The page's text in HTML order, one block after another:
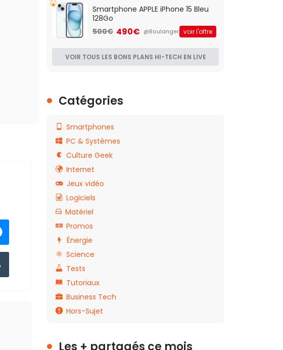
Smartphone APPLE iPhone 15 Bleu
128Go
500€ 490€ @Boulanger voir l'offre
VOIR TOUS LES BONS PLANS HI-TECH EN LIVE
Catégories
Smartphones
PC & Systèmes
Culture Geek
Internet
Jeux vidéo
Logiciels
Matériel
Promos
Énergie
Science
Tests
Tutoriaux
Business Tech
Hors-Sujet
Les + partagés ce mois